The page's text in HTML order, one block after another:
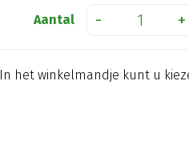
Aantal
In het winkelmandje kunt u